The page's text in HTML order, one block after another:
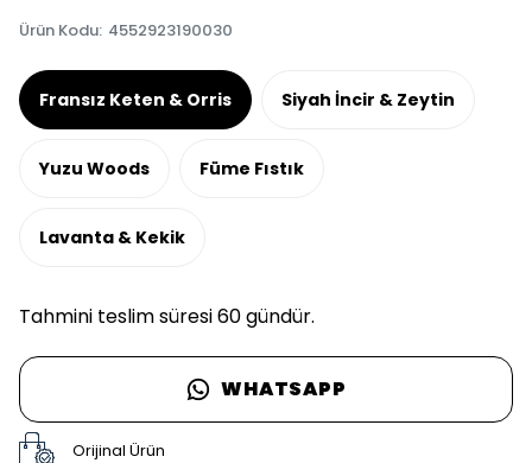
Ürün Kodu: 4552923190030
Fransız Keten & Orris Siyah İncir & Zeytin
Yuzu Woods Füme Fıstık
Lavanta & Kekik
Tahmini teslim süresi 60 gündür.
WHATSAPP
Orijinal Ürün